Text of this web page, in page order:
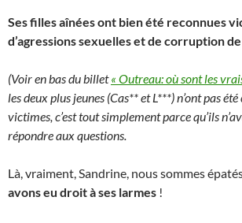
Ses filles aînées ont bien été reconnues
d’agressions sexuelles et de corruption
(Voir en bas du billet« Outreau: où sont les
les deux plus jeunes (Cas** et L***) n’ont pas
victimes, c’est tout simplement parce qu’ils
répondre aux questions.
Là, vraiment, Sandrine, nous sommes
avons eu droit à ses larmes !